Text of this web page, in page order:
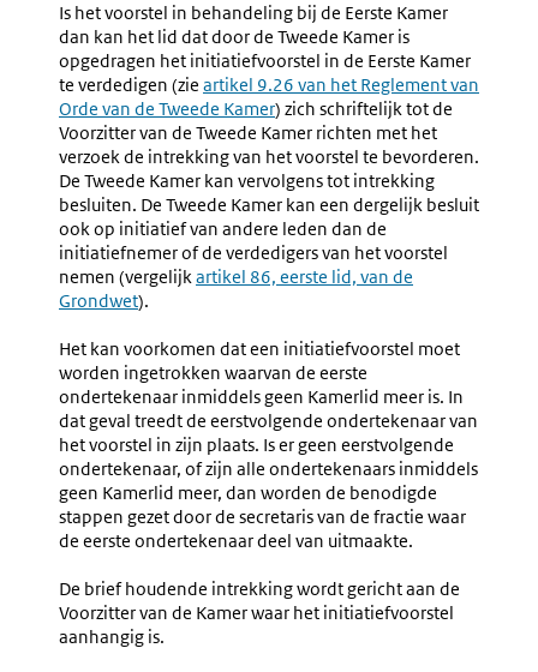
Is het voorstel in behandeling bij de Eerste Kamer
dan kan het lid dat door de Tweede Kamer is
opgedragen het initiatiefvoorstel in de Eerste Kamer
te verdedigen (zie Externe
link:
artikel 9.26 van het Reglement van
Orde van de Tweede Kamer) zich schriftelijk tot de
Voorzitter van de Tweede Kamer richten met het
verzoek de intrekking van het voorstel te bevorderen.
De Tweede Kamer kan vervolgens tot intrekking
besluiten. De Tweede Kamer kan een dergelijk besluit
ook op initiatief van andere leden dan de
initiatiefnemer of de verdedigers van het voorstel
nemen (vergelijkExterne
artikel 86, eerste lid, van de
Grondwet).
Het kan voorkomen dat een initiatiefvoorstel moet
worden ingetrokken waarvan de eerste
ondertekenaar inmiddels geen Kamerlid meer is. In
dat geval treedt de eerstvolgende ondertekenaar van
het voorstel in zijn plaats. Is er geen eerstvolgende
ondertekenaar, of zijn alle ondertekenaars inmiddels
geen Kamerlid meer, dan worden de benodigde
stappen gezet door de secretaris van de fractie waar
de eerste ondertekenaar deel van uitmaakte.
De brief houdende intrekking wordt gericht aan de
Voorzitter van de Kamer waar het initiatiefvoorstel
aanhangig is.